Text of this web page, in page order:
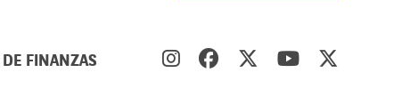
DE FINANZAS